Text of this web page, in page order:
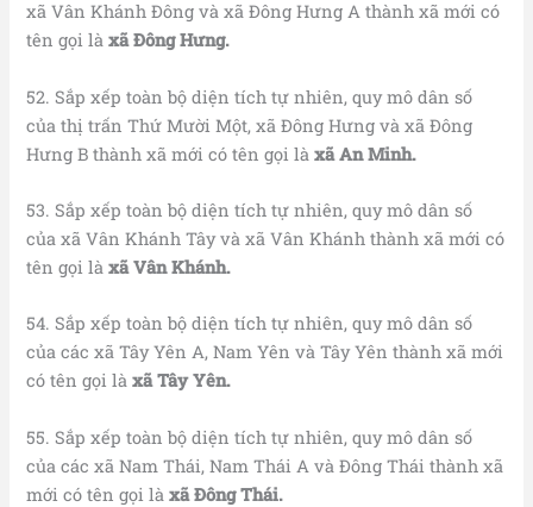
xã Vân Khánh Đông và xã Đông Hưng A thành xã mới có
tên gọi làxã Đông Hưng.
52. Sắp xếp toàn bộ diện tích tự nhiên, quy mô dân số
của thị trấn Thứ Mười Một, xã Đông Hưng và xã Đông
Hưng B thành xã mới có tên gọi làxã An Minh.
53. Sắp xếp toàn bộ diện tích tự nhiên, quy mô dân số
của xã Vân Khánh Tây và xã Vân Khánh thành xã mới có
tên gọi làxã Vân Khánh.
54. Sắp xếp toàn bộ diện tích tự nhiên, quy mô dân số
của các xã Tây Yên A, Nam Yên và Tây Yên thành xã mới
có tên gọi làxã Tây Yên.
55. Sắp xếp toàn bộ diện tích tự nhiên, quy mô dân số
của các xã Nam Thái, Nam Thái A và Đông Thái thành xã
mới có tên gọi làxã Đông Thái.